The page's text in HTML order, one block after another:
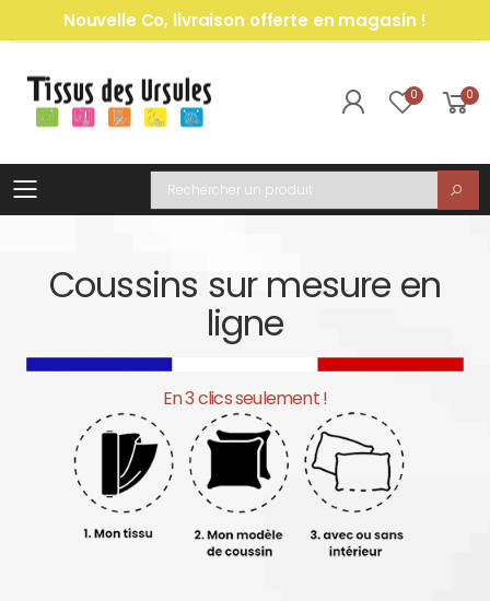
Nouvelle Co, livraison offerte en magasin !
0 0
Toggle mobile menu
Recherche
Coussins sur mesure en
ligne
En 3 clics seulement !